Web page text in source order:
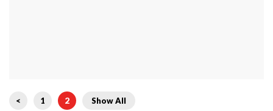
< 1 2 Show All